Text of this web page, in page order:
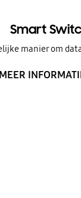
Smart
manier om
MEER